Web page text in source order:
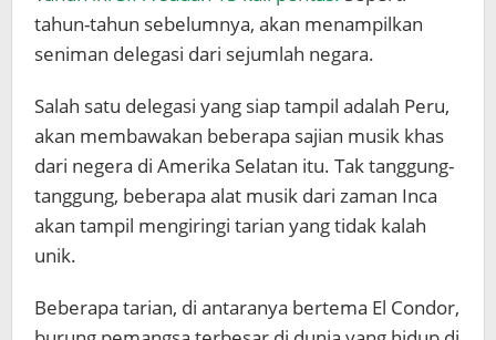
tahun-tahun sebelumnya, akan menampilkan
seniman delegasi dari sejumlah negara.
Salah satu delegasi yang siap tampil adalah Peru,
akan membawakan beberapa sajian musik khas
dari negera di Amerika Selatan itu. Tak tanggung-
tanggung, beberapa alat musik dari zaman Inca
akan tampil mengiringi tarian yang tidak kalah
unik.
Beberapa tarian, di antaranya bertema El Condor,